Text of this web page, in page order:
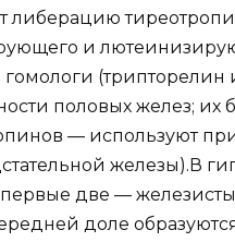
либерацию
и
гомологи
половых желез;
— используют
железы).В
две —
доле